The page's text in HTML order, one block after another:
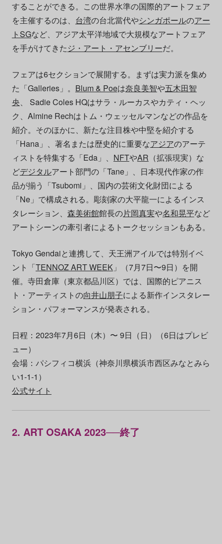
することができる。この世界水準の国際的アートフェア
を主催するのは、 台湾の台北當代やシンガポールのアー
トSGなど、アジア太平洋地域で大規模なアートフェア
を手がけてきたジ・アート・アセンブリーだ。
フェアは6セクションで展開する。まずは実力派を集め
た「Galleries」。 Blum & Poeは奈良美智や五木田智
央、 Sadie Coles HQはサラ・ルーカスやカティ・ヘッ
ク、Almine Rechはトム・ウェッセルマンなどの作品を
紹介。そのほかに、新たな注目株や中堅を紹介する
「Hana」、著名または歴史的に重要なアジアのアーテ
ィストを特集する「Eda」、 NFTやAR （拡張現実）な
どデジタルアート部門の「Tane」、日本現代作家の作
品が揃う「Tsubomi」、国内の芸術文化財団による
「Ne」で構成される。彫刻家の大平龍一によるインス
タレーション、 森美術館館長の片岡真実や名和晃平など
アートシーンの牽引者によるトークセッションもある。
Tokyo Gendaiと連携して、天王洲アイルでは特別イベ
ント「TENNOZ ART WEEK」（7月7日〜9日）を開
催。寺田倉庫（東京都品川区）では、国際的ピアニス
ト・アーティストの向井山朋子による新作インスタレー
ション・パフォーマンスが発表される。
日程：2023年7月6日（木）〜 9日（日）（6日はプレビ
ュー）
会場：パシフィコ横浜（神奈川県横浜市西区みなとみら
い1-1-1）
公式サイト
2. ART OSAKA 2023──終了